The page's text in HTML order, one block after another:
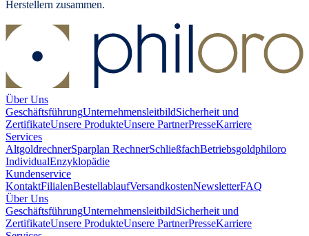
Herstellern zusammen.
Über Uns
GeschäftsführungUnternehmensleitbildSicherheit und
ZertifikateUnsere ProdukteUnsere PartnerPresseKarriere
Services
AltgoldrechnerSparplan RechnerSchließfachBetriebsgoldphiloro
IndividualEnzyklopädie
Kundenservice
KontaktFilialenBestellablaufVersandkostenNewsletterFAQ
Über Uns
GeschäftsführungUnternehmensleitbildSicherheit und
ZertifikateUnsere ProdukteUnsere PartnerPresseKarriere